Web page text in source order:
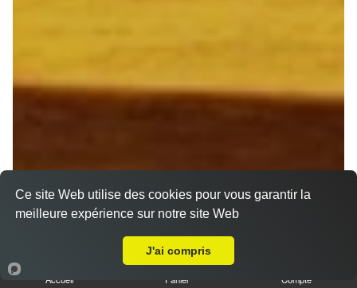
Accueil Panier Compte
Ce site Web utilise des cookies pour vous garantir la
meilleure expérience sur notre site Web
J'ai compris